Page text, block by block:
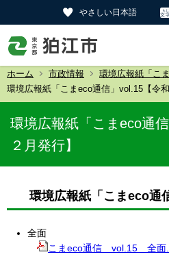
やさしい日本語
ホーム 市政情報
環境広報紙「こ
環境広報紙「こまeco通信」vol.15【令和
環境広報紙「こまeco通
２月発行】
環境広報紙「こまeco通
全面
こまeco通信 vol.15 全面